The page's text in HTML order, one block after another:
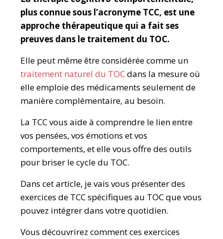
plus connue sous l’acronyme TCC, est une
approche thérapeutique qui a fait ses
preuves dans le traitement du TOC.
Elle peut même être considérée comme un
traitement naturel du TOCdans la mesure où
elle emploie des médicaments seulement de
manière complémentaire, au besoin.
La TCC vous aide à comprendre le lien entre
vos pensées, vos émotions et vos
comportements, et elle vous offre des outils
pour briser le cycle du TOC.
Dans cet article, je vais vous présenter des
exercices de TCC spécifiques au TOC que vous
pouvez intégrer dans votre quotidien.
Vous découvrirez comment ces exercices